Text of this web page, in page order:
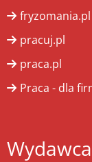
fryzomania.pl
pracuj.pl
praca.pl
Praca - dla
Wydawca